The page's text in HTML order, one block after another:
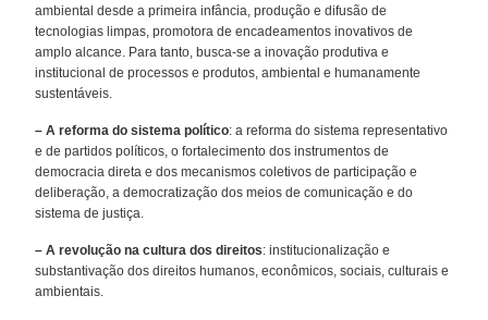
ambiental desde a primeira infância, produção e difusão de
tecnologias limpas, promotora de encadeamentos inovativos de
amplo alcance. Para tanto, busca-se a inovação produtiva e
institucional de processos e produtos, ambiental e humanamente
sustentáveis.
– A reforma do sistema político: a reforma do sistema representativo
e de partidos políticos, o fortalecimento dos instrumentos de
democracia direta e dos mecanismos coletivos de participação e
deliberação, a democratização dos meios de comunicação e do
sistema de justiça.
– A revolução na cultura dos direitos: institucionalização e
substantivação dos direitos humanos, econômicos, sociais, culturais e
ambientais.